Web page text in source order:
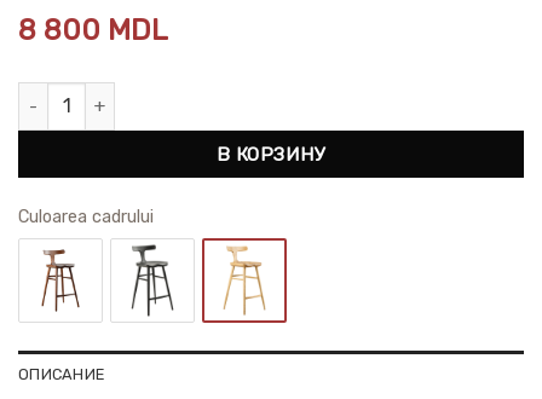
8 800 MDL
Количество товара Барный стул со спинкой Anvil Ash L
В КОРЗИНУ
Сuloarea cadrului
ОПИСАНИЕ